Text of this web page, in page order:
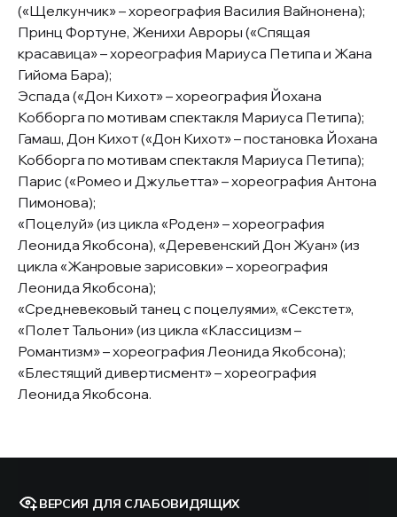
(«Щелкунчик»– хореография Василия Вайнонена);
Принц Фортуне, Женихи Авроры («Спящая
красавица»– хореография Мариуса Петипа и Жана
Гийома Бара);
Эспада («Дон Кихот»– хореография Йохана
Кобборга по мотивам спектакля Мариуса Петипа);
Гамаш, Дон Кихот («Дон Кихот»– постановка Йохана
Кобборга по мотивам спектакля Мариуса Петипа);
Парис («Ромео и Джульетта» – хореография Антона
Пимонова);
«Поцелуй» (из цикла «Роден» – хореография
Леонида Якобсона), «Деревенский Дон Жуан» (из
цикла «Жанровые зарисовки» – хореография
Леонида Якобсона);
«Средневековый танец с поцелуями», «Секстет»,
«Полет Тальони» (из цикла «Классицизм –
Романтизм» – хореография Леонида Якобсона);
«Блестящий дивертисмент» – хореография
Леонида Якобсона.
ВЕРСИЯ ДЛЯ СЛАБОВИДЯЩИХ